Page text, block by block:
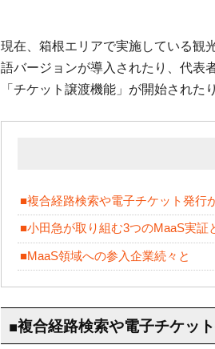
現在、箱根エリアで実施している観
語バージョンが導入されたり、代表
「チケット譲渡機能」が開始された
■複合経路検索や電子チケット発行
■小田急が取り組む3つのMaaS実証
■MaaS領域への参入企業続々と
■複合経路検索や電子チケッ